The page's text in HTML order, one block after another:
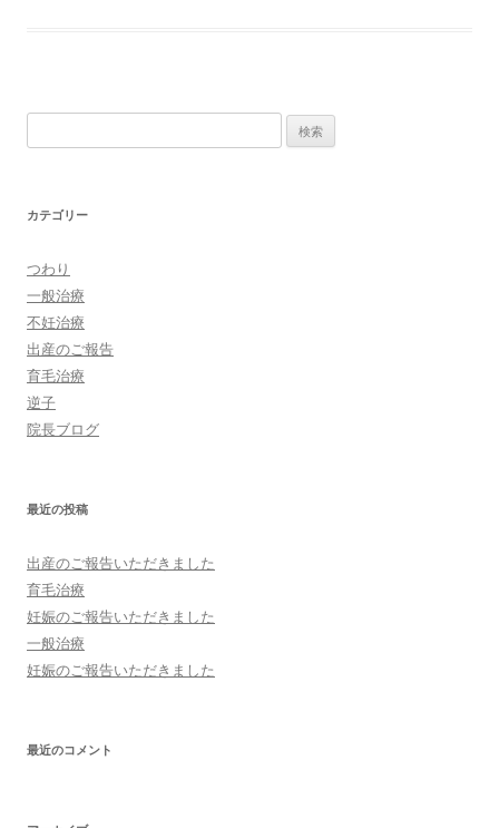
索:
カテゴリー
つわり
一般治療
不妊治療
出産のご報告
育毛治療
逆子
院長ブログ
最近の投稿
出産のご報告いただきました
育毛治療
妊娠のご報告いただきました
一般治療
妊娠のご報告いただきました
最近のコメント